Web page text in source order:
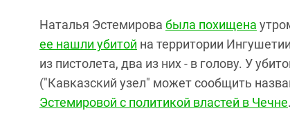
Наталья Эстемирова была похищена
ее нашли убитой на территории
из пистолета, два из них - в голову. У
("Кавказский узел" может сообщить
Эстемировой с политикой властей в Чечне.